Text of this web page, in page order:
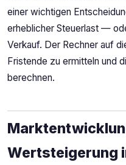
einer wichtigen
erheblicher Steuerlast —
Verkauf. Der Rechner auf
Fristende zu ermitteln und
berechnen.
Wertsteigerung